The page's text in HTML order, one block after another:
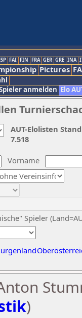
FAI FIN FRA GER GRE INA
Pictures
anmelden Elo
Vorname
Spieler
AUT-Elolisten
7.518
)